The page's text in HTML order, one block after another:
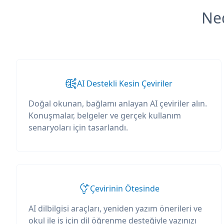
AI Destekli Kesin Çeviriler
Doğal okunan, bağlamı anlayan AI çeviriler alın.
Konuşmalar, belgeler ve gerçek kullanım
senaryoları için tasarlandı.
Çevirinin Ötesinde
AI dilbilgisi araçları, yeniden yazım önerileri ve
okul ile iş için dil öğrenme desteğiyle yazınızı